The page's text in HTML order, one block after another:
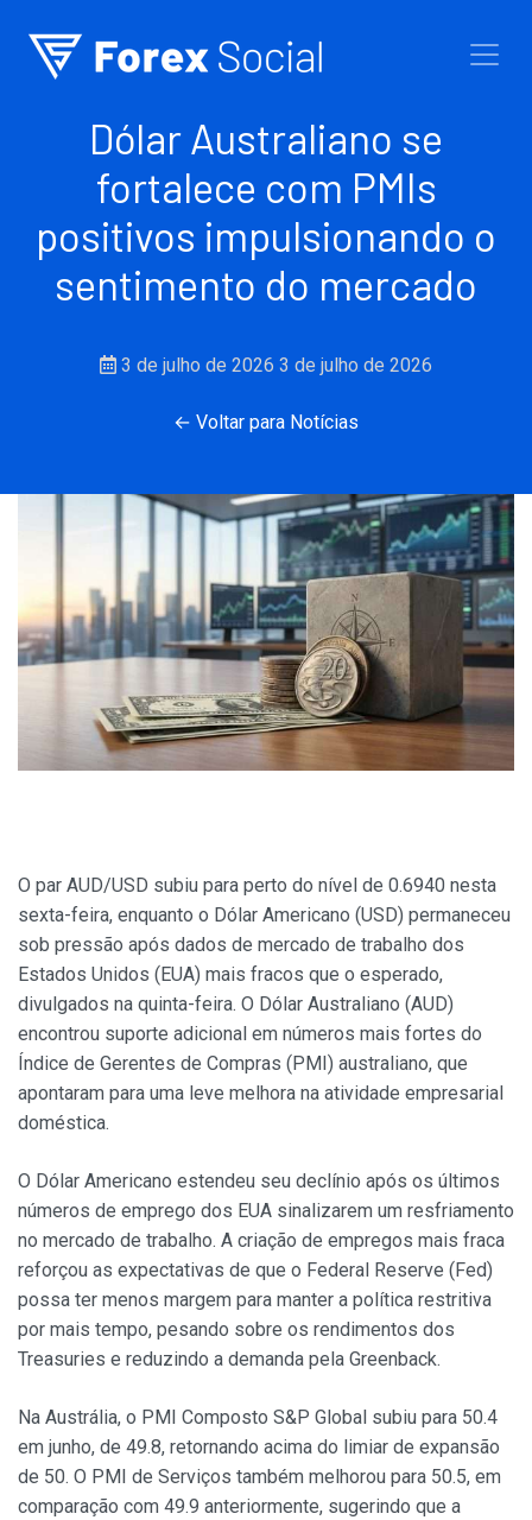
Dólar Australiano se
fortalece com PMIs
positivos impulsionando o
sentimento do mercado
3 de julho de 2026 3 de julho de 2026
← Voltar para Notícias
O par AUD/USD subiu para perto do nível de 0.6940 nesta
sexta-feira, enquanto o Dólar Americano (USD) permaneceu
sob pressão após dados de mercado de trabalho dos
Estados Unidos (EUA) mais fracos que o esperado,
divulgados na quinta-feira. O Dólar Australiano (AUD)
encontrou suporte adicional em números mais fortes do
Índice de Gerentes de Compras (PMI) australiano, que
apontaram para uma leve melhora na atividade empresarial
doméstica.
O Dólar Americano estendeu seu declínio após os últimos
números de emprego dos EUA sinalizarem um resfriamento
no mercado de trabalho. A criação de empregos mais fraca
reforçou as expectativas de que o Federal Reserve (Fed)
possa ter menos margem para manter a política restritiva
por mais tempo, pesando sobre os rendimentos dos
Treasuries e reduzindo a demanda pela Greenback.
Na Austrália, o PMI Composto S&P Global subiu para 50.4
em junho, de 49.8, retornando acima do limiar de expansão
de 50. O PMI de Serviços também melhorou para 50.5, em
comparação com 49.9 anteriormente, sugerindo que a